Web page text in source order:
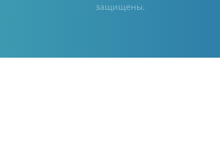
защищены.